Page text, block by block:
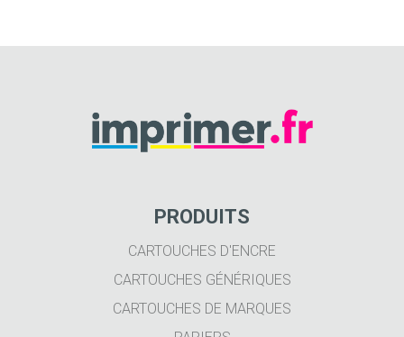
PRODUITS
CARTOUCHES D'ENCRE
CARTOUCHES GÉNÉRIQUES
CARTOUCHES DE MARQUES